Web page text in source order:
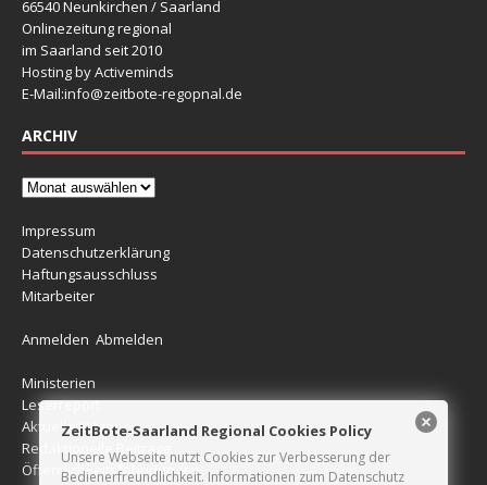
66540 Neunkirchen / Saarland
Onlinezeitung regional
im Saarland seit 2010
Hosting by Activeminds
E-Mail:info@zeitbote-regopnal.de
ARCHIV
Impressum
Datenschutzerklärung
Haftungsausschluss
Mitarbeiter
Anmelden Abmelden
Ministerien
Leserreport
Aktuelle Blitzer
Redaktionelle Beiträge
Öffentlichkeitsfahndungen
ZeitBote-Saarland Regional Cookies Policy
Unsere Webseite nutzt Cookies zur Verbesserung der
Bedienerfreundlichkeit. Informationen zum Datenschutz